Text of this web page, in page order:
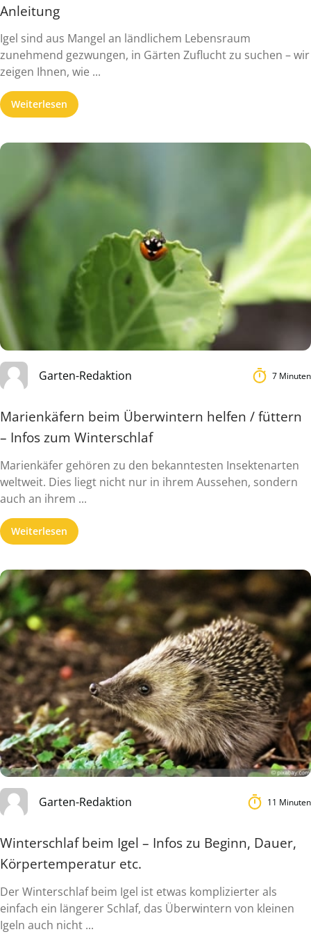
Anleitung
Igel sind aus Mangel an ländlichem Lebensraum
zunehmend gezwungen, in Gärten Zuflucht zu suchen – wir
zeigen Ihnen, wie ...
Weiterlesen
Garten-Redaktion 7 Minuten
Marienkäfern beim Überwintern helfen / füttern
– Infos zum Winterschlaf
Marienkäfer gehören zu den bekanntesten Insektenarten
weltweit. Dies liegt nicht nur in ihrem Aussehen, sondern
auch an ihrem ...
Weiterlesen
Garten-Redaktion 11 Minuten
Winterschlaf beim Igel – Infos zu Beginn, Dauer,
Körpertemperatur etc.
Der Winterschlaf beim Igel ist etwas komplizierter als
einfach ein längerer Schlaf, das Überwintern von kleinen
Igeln auch nicht ...